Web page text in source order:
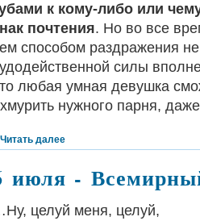
к кому-либо или
почтения. Но во все
способом раздражения
силы
любая умная девушка
нужного парня,
Читать далее
июля -
целуй меня, целуй,